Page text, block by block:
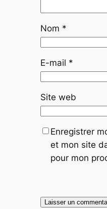
Nom *
E-mail *
Site web
Enregistrer
et mon site
pour mon